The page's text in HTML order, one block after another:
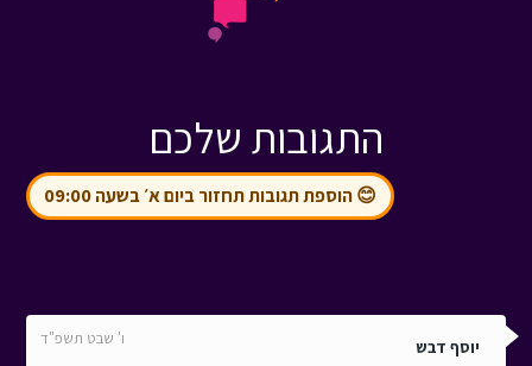
התגובות שלכם
😊 הוספת תגובות תחזור ביום א׳ בשעה 09:00
יוסף דבש ו' שבט תשפ"ד